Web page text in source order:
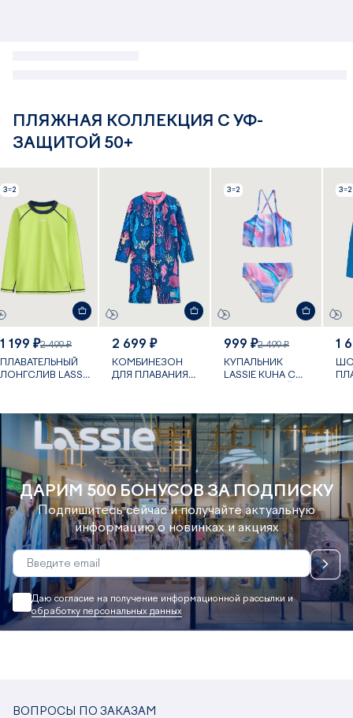
ПЛЯЖНАЯ КОЛЛЕКЦИЯ С УФ-
ЗАЩИТОЙ 50+
3=2
1 199 ₽2 499 ₽
ПЛАВАТЕЛЬНЫЙ
ЛОНГСЛИВ LASSIE
2 699 ₽
КОМБИНЕЗОН
ДЛЯ ПЛАВАНИЯ
3=2
999 ₽2 499 ₽
КУПАЛЬНИК
LASSIE KUHA С
3=2
1
ДАРИМ 500 БОНУСОВ ЗА ПОДПИСКУ
Подпишитесь сейчас и получайте актуальную
информацию о новинках и акциях
Даю согласие на получение информационной рассылки и
обработку персональных данных
ВОПРОСЫ ПО ЗАКАЗАМ